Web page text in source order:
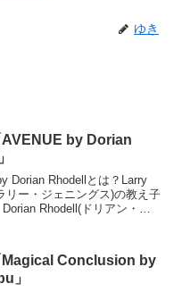
ゆき
AVENUE by Dorian
Dorian Rhodellとは？Larry
リー・ジェニングス)の教え子
Rhodell(ドリアン・ロ
Magical Conclusion by
」